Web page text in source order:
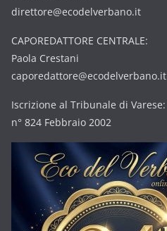
direttore@ecodelverbano.it
CAPOREDATTORE CENTRALE:
Paola Crestani
caporedattore@ecodelverbano.it
Iscrizione al Tribunale di Varese:
n° 824 Febbraio 2002